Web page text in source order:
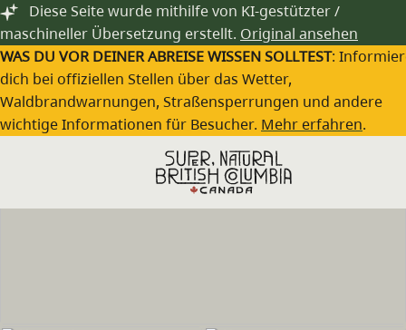
Zum Hauptinhalt springen
Diese Seite wurde mithilfe von KI-gestützter /
maschineller Übersetzung erstellt. Original ansehen
WAS DU VOR DEINER ABREISE WISSEN SOLLTEST:
dich bei offiziellen Stellen über das Wetter,
Waldbrandwarnungen, Straßensperrungen und andere
wichtige Informationen für Besucher. Mehr erfahren.